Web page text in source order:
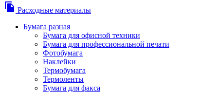
Картриджи для специализированных
Другие картриджи и твердые чернила
Картриджи и твердые чернила
Картриджи матричные, чернила
Расходные материалы для профессиональной
печати
Электрика
Изделия для прокладки кабеля и
file_copy Расходные материалы
Бумага разная
Бумага для офисной техники
Бумага для профессиональной печати
Фотобумага
Наклейки
Термобумага
Термоленты
Бумага для факса